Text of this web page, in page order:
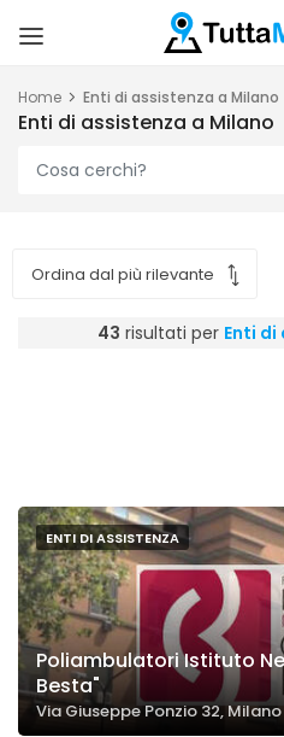
Home Enti di assistenza a Milano
Enti di assistenza a Milano
43 risultati per Enti
ENTI DI ASSISTENZA
Poliambulatori Istituto
Besta"
Via Giuseppe Ponzio 32, Milano